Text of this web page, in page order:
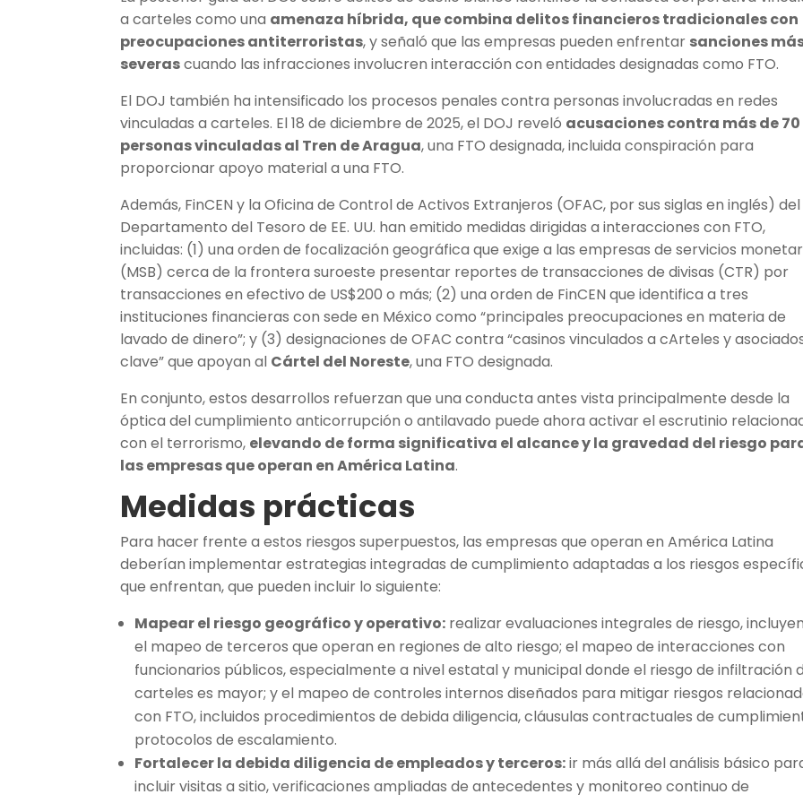
a carteles como una amenaza híbrida, que combina delitos financieros tradicionales con
preocupaciones antiterroristas, y señaló que las empresas pueden enfrentar sanciones
severascuando las infracciones involucren interacción con entidades designadas como FTO.
El DOJ también ha intensificado los procesos penales contra personas involucradas en redes
vinculadas a carteles. El 18 de diciembre de 2025, el DOJ reveló acusaciones contra más de 70
personas vinculadas al Tren de Aragua, una FTO designada, incluida conspiración para
proporcionar apoyo material a una FTO.
Además, FinCEN y la Oficina de Control de Activos Extranjeros (OFAC, por sus siglas en inglés) del
Departamento del Tesoro de EE. UU. han emitido medidas dirigidas a interacciones con FTO,
incluidas: (1) una orden de focalización geográfica que exige a las empresas de servicios
(MSB) cerca de la frontera suroeste presentar reportes de transacciones de divisas (CTR) por
transacciones en efectivo de US$200 o más; (2) una orden de FinCEN que identifica a tres
instituciones financieras con sede en México como “principales preocupaciones en materia de
lavado de dinero”; y (3) designaciones de OFAC contra “casinos vinculados a cArteles y
clave” que apoyan al Cártel del Noreste, una FTO designada.
En conjunto, estos desarrollos refuerzan que una conducta antes vista principalmente desde la
óptica del cumplimiento anticorrupción o antilavado puede ahora activar el escrutinio
con el terrorismo, elevando de forma significativa el alcance y la gravedad del riesgo
las empresas que operan en América Latina.
Medidas prácticas
Para hacer frente a estos riesgos superpuestos, las empresas que operan en América Latina
deberían implementar estrategias integradas de cumplimiento adaptadas a los riesgos
que enfrentan, que pueden incluir lo siguiente:
Mapear el riesgo geográfico y operativo: realizar evaluaciones integrales de riesgo,
el mapeo de terceros que operan en regiones de alto riesgo; el mapeo de interacciones con
funcionarios públicos, especialmente a nivel estatal y municipal donde el riesgo de infiltración
carteles es mayor; y el mapeo de controles internos diseñados para mitigar riesgos
con FTO, incluidos procedimientos de debida diligencia, cláusulas contractuales de
protocolos de escalamiento.
Fortalecer la debida diligencia de empleados y terceros:ir más allá del análisis básico
incluir visitas a sitio, verificaciones ampliadas de antecedentes y monitoreo continuo de